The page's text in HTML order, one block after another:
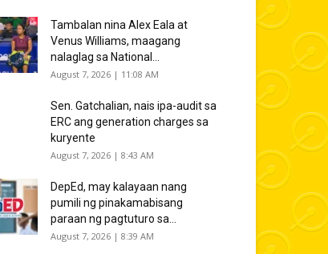
Tambalan nina Alex Eala at
Venus Williams, maagang
nalaglag sa National...
August 7, 2026 | 11:08 AM
Sen. Gatchalian, nais ipa-audit sa
ERC ang generation charges sa
kuryente
August 7, 2026 | 8:43 AM
DepEd, may kalayaan nang
pumili ng pinakamabisang
paraan ng pagtuturo sa...
August 7, 2026 | 8:39 AM